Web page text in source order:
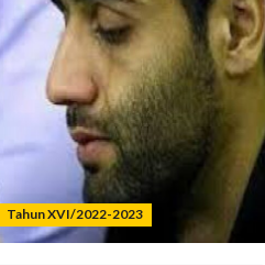
Tahun XVI/2022-2023